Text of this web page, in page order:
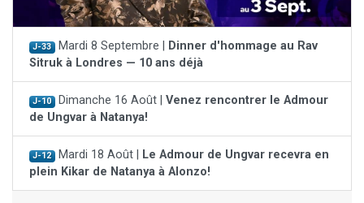
J-33 Mardi 8 Septembre | Dinner d'hommage au Rav
Sitruk à Londres — 10 ans déjà
J-10 Dimanche 16 Août | Venez rencontrer le Admour
de Ungvar à Natanya!
J-12 Mardi 18 Août | Le Admour de Ungvar recevra en
plein Kikar de Natanya à Alonzo!